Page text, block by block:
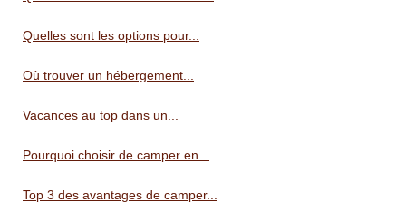
Quelles sont les options pour...
Où trouver un hébergement...
Vacances au top dans un...
Pourquoi choisir de camper en...
Top 3 des avantages de camper...